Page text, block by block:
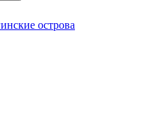
острова